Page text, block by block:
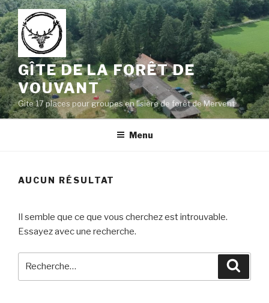
Aller
au
contenu
principal
GÎTE DE LA FORÊT DE
VOUVANT
Gîte 17 places pour groupes en lisière de forêt de Mervent
Menu
AUCUN RÉSULTAT
Il semble que ce que vous cherchez est introuvable.
Essayez avec une recherche.